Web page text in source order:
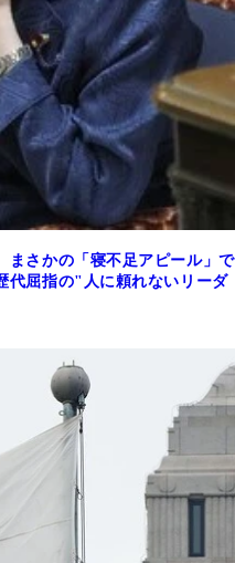
さかの「寝不足アピール」で
屈指の"人に頼れないリーダ